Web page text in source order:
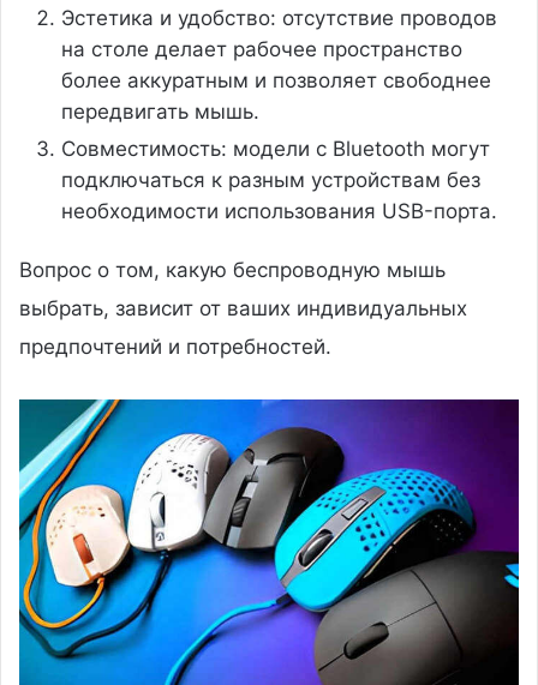
Эстетика и удобство: отсутствие проводов
на столе делает рабочее пространство
более аккуратным и позволяет свободнее
передвигать мышь.
Совместимость: модели с Bluetooth могут
подключаться к разным устройствам без
необходимости использования USB-порта.
Вопрос о том, какую беспроводную мышь
выбрать, зависит от ваших индивидуальных
предпочтений и потребностей.